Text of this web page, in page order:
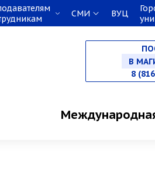
СМИ ВУЦ
НА
В
8